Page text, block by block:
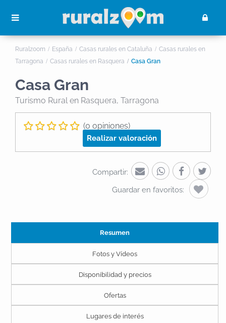
Ruralzoom España Casas rurales en Cataluña
Casas rurales en
Tarragona
Casas rurales en Rasquera Casa Gran
Casa Gran
Turismo Ruralen Rasquera, Tarragona
(0 opiniones)
Realizar valoración
Compartir:
Guardar en favoritos:
Resumen
Fotos y Vídeos
Disponibilidad y precios
Ofertas
Lugares de interés